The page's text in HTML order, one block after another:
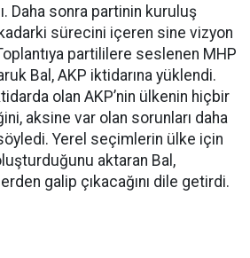
Daha sonra partinin kuruluş
sürecini içeren sine vizyon
partililere seslenen MHP
Bal, AKP iktidarına yüklendi.
olan AKP’nin ülkenin hiçbir
aksine var olan sorunları daha
Yerel seçimlerin ülke için
aktaran Bal,
galip çıkacağını dile getirdi.